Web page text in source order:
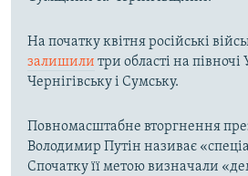
На початку квітня російські
залишили три області на півночі
Чернігівську і Сумську.
Повномасштабне вторгнення
Володимир Путін називає
Спочатку її метою визначали